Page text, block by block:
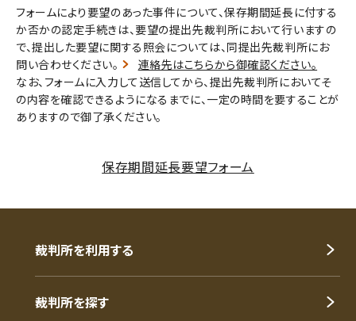
フォームにより要望のあった事件について、保存期間延長に付する
か否かの認定手続きは、要望の提出先裁判所において行いますの
で、提出した要望に関する照会については、同提出先裁判所にお
問い合わせください。
連絡先はこちらから御確認ください。
なお、フォームに入力して送信してから、提出先裁判所においてそ
の内容を確認できるようになるまでに、一定の時間を要することが
ありますので御了承ください。
保存期間延長要望フォーム
裁判所を利用する
裁判所を探す